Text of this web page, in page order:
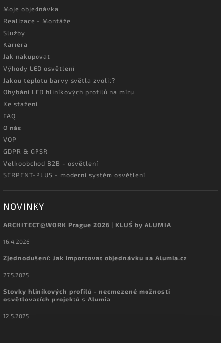
Moje objednávka
Realizace - Montáže
Služby
Kariéra
Jak nakupovat
Výhody LED osvětlení
Jakou teplotu barvy světla zvolit?
Ohybání LED hliníkových profilů na míru
Ke stažení
FAQ
O nás
VOP
GDPR & GPSR
Velkoobchod B2B - osvětlení
SERPENT-PLUS - moderní systém osvětlení
NOVINKY
ARCHITECT@WORK Prague 2026 | KLUŚ by ALUMIA
16.4.2026
Zjednodušení: Jak importovat objednávku na Alumia.cz
27.5.2025
Stovky hliníkových profilů - neomezené možnosti
osvětlovacích projektů s Alumia
12.5.2025